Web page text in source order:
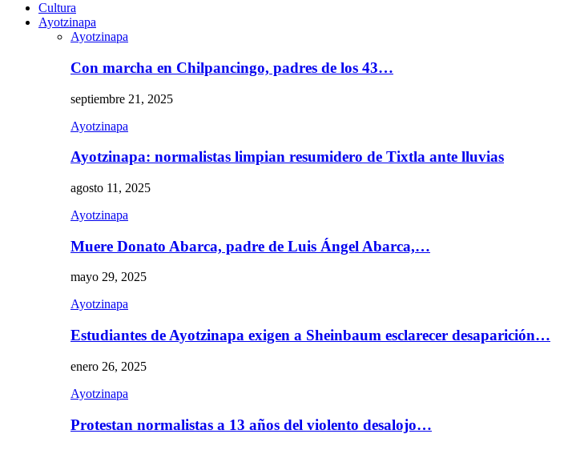
Cultura
Ayotzinapa
Ayotzinapa
Con marcha en Chilpancingo, padres de los 43…
septiembre 21, 2025
Ayotzinapa
Ayotzinapa: normalistas limpian resumidero de Tixtla ante lluvias
agosto 11, 2025
Ayotzinapa
Muere Donato Abarca, padre de Luis Ángel Abarca,…
mayo 29, 2025
Ayotzinapa
Estudiantes de Ayotzinapa exigen a Sheinbaum esclarecer desaparición…
enero 26, 2025
Ayotzinapa
Protestan normalistas a 13 años del violento desalojo…